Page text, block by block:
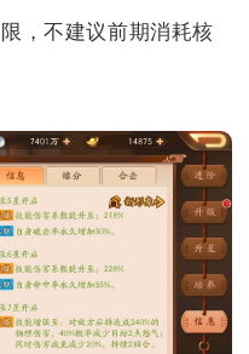
，不建议前期消耗核